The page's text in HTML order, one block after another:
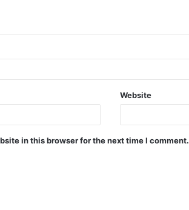
Website
in this browser for the next time I comment.